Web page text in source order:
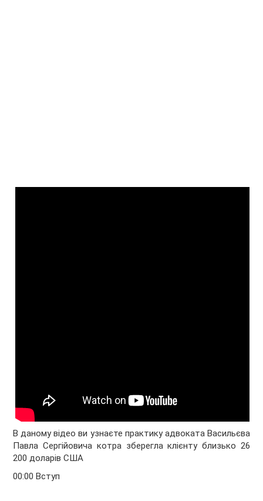
В даному відео ви узнаєте практику адвоката Васильєва
Павла Сергійовича котра зберегла клієнту близько 26
200 доларів США
00:00 Вступ